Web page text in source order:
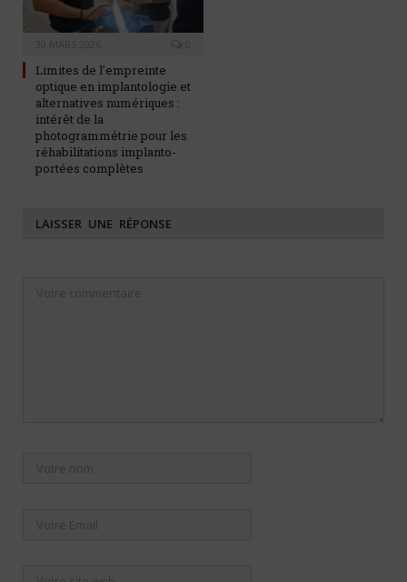
Limites de l’empreinte
optique en implantologie et
alternatives numériques :
intérêt de la
photogrammétrie pour les
réhabilitations implanto-
portées complètes
LAISSER UNE RÉPONSE